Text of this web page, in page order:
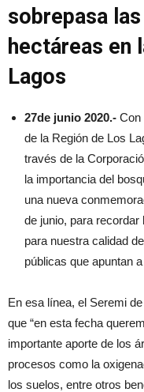
sobrepasa
hectáreas en
Lagos
27de junio 2020.- Con
de la Región de Los
través de la
la importancia del
una nueva
de junio, para
para nuestra calidad
públicas que apuntan
En esa línea, el Seremi
que “en esta fecha
importante aporte de los
procesos como la
los suelos, entre otros